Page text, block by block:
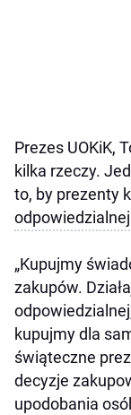
Prezes UOKiK,
kilka rzeczy.
to, by prezenty
„Kupujmy
zakupów.
kupujmy dla
świąteczne
decyzje
upodobania